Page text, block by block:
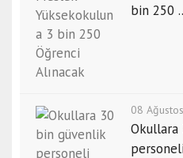
bin 250
08